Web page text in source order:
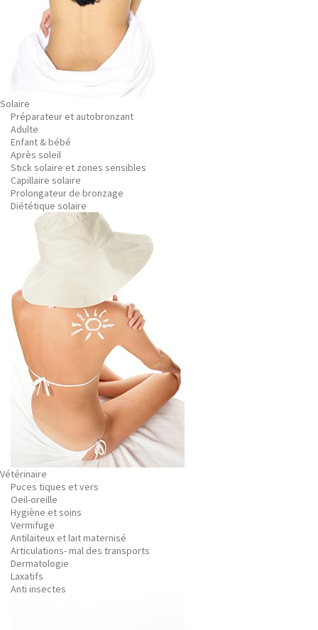
Solaire
Préparateur et autobronzant
Adulte
Enfant & bébé
Après soleil
Stick solaire et zones sensibles
Capillaire solaire
Prolongateur de bronzage
Diététique solaire
Vétérinaire
Puces tiques et vers
Oeil-oreille
Hygiène et soins
Vermifuge
Antilaiteux et lait maternisé
Articulations- mal des transports
Dermatologie
Laxatifs
Anti insectes